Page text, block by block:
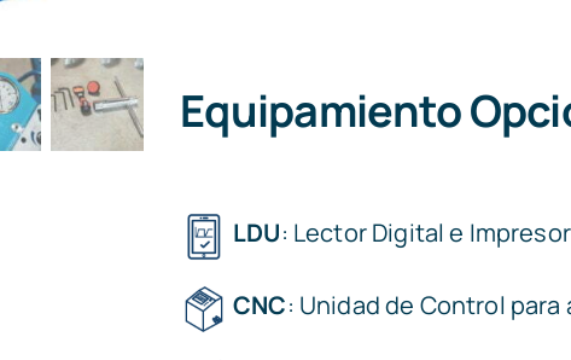
Equipamiento
LDU: Lector Digital e
CNC: Unidad de Control